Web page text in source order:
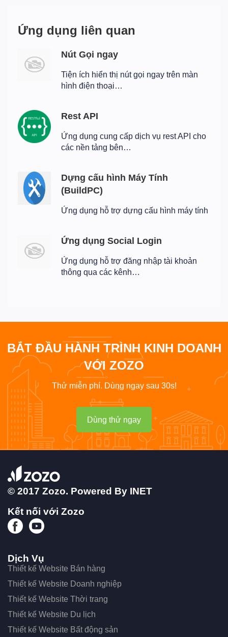
Ứng dụng liên quan
Nút Gọi ngay
Tiện ích hiển thị nút gọi ngay trên màn
hình điện thoại…
Rest API
Ứng dụng cung cấp dịch vụ rest API cho
các nền tảng bên…
Dựng cấu hình Máy Tính
(BuildPC)
Ứng dụng hỗ trợ dựng cấu hình máy tính
Ứng dụng Social Login
Ứng dụng hỗ trợ đăng nhập tài khoản
thông qua các kênh…
BẮT ĐẦU HÀNH TRÌNH KINH DOANH
VỚI ZOZO
Thử miễn phí. Dùng ngay sau 30s!
Dùng thử ngay
© 2017 Zozo. Powered By INET
Kết nối với Zozo
Dịch Vụ
Thiết kế Website Bán hàng
Thiết kế Website Doanh nghiệp
Thiết kế Website Thời trang
Thiết kế Website Du lịch
Thiết kế Website Bất động sản